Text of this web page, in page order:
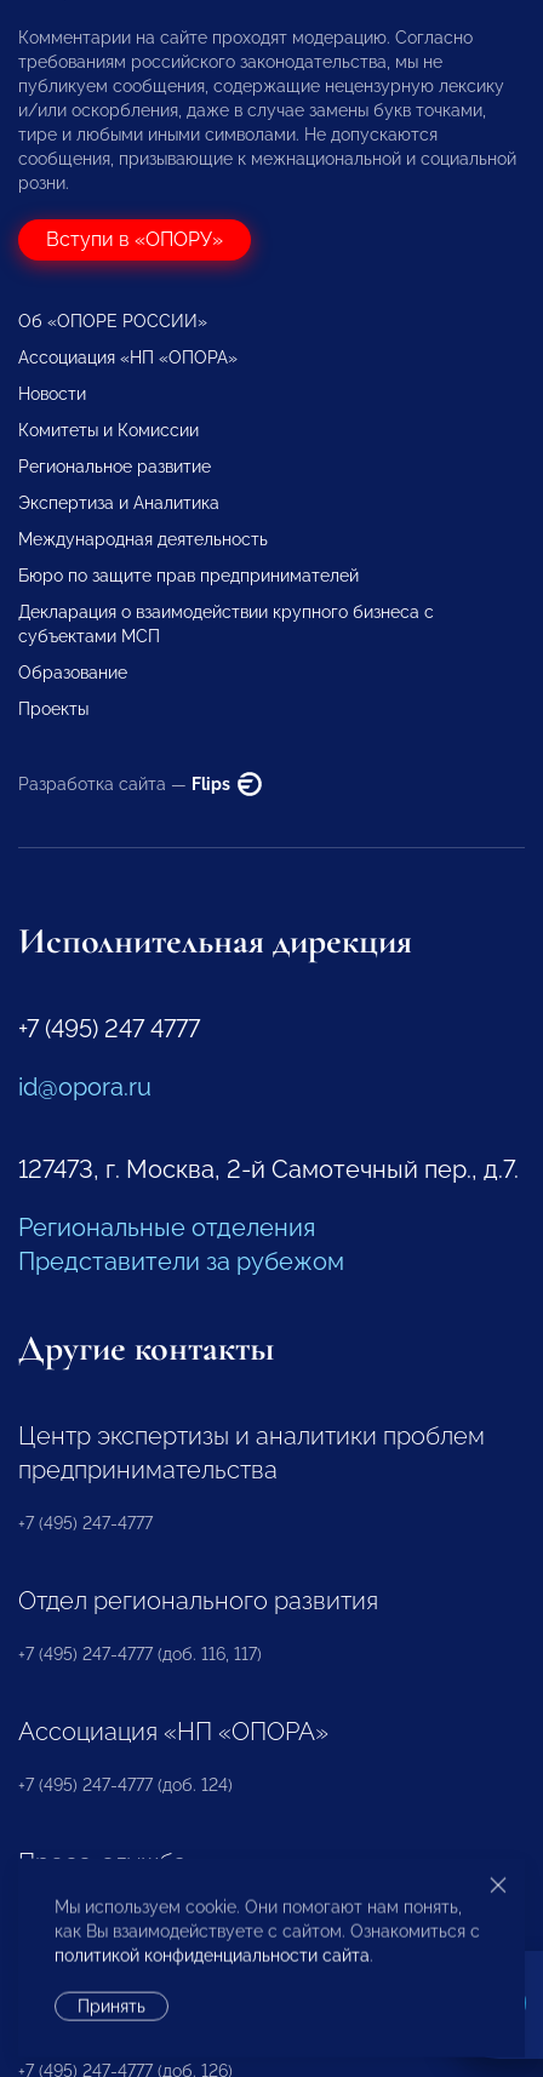
Комментарии на сайте проходят модерацию. Согласно
требованиям российского законодательства, мы не
публикуем сообщения, содержащие нецензурную лексику
и/или оскорбления, даже в случае замены букв точками,
тире и любыми иными символами. Не допускаются
сообщения, призывающие к межнациональной и социальной
розни.
Вступи в «ОПОРУ»
Об «ОПОРЕ РОССИИ»
Ассоциация «НП «ОПОРА»
Новости
Комитеты и Комиссии
Региональное развитие
Экспертиза и Аналитика
Международная деятельность
Бюро по защите прав предпринимателей
Декларация о взаимодействии крупного бизнеса с
субъектами МСП
Образование
Проекты
Разработка сайта — Flips
Исполнительная дирекция
+7 (495) 247 4777
id@opora.ru
127473, г. Москва, 2-й Самотечный пер., д.7.
Региональные отделения
Представители за рубежом
Другие контакты
Центр экспертизы и аналитики проблем
предпринимательства
+7 (495) 247-4777
Отдел регионального развития
+7 (495) 247-4777 (доб. 116, 117)
Ассоциация «НП «ОПОРА»
+7 (495) 247-4777 (доб. 124)
Пресс-служба
+7 (495) 247 4777 (доб. 115, 114, 113)
pressa@opora.ru
Международный отдел «ОПОРЫ РОССИИ»
+7 (495) 247-4777 (доб. 126)
Мы используем cookie. Они помогают нам понять,
как Вы взаимодействуете с сайтом. Ознакомиться с
политикой конфиденциальности сайта.
Принять